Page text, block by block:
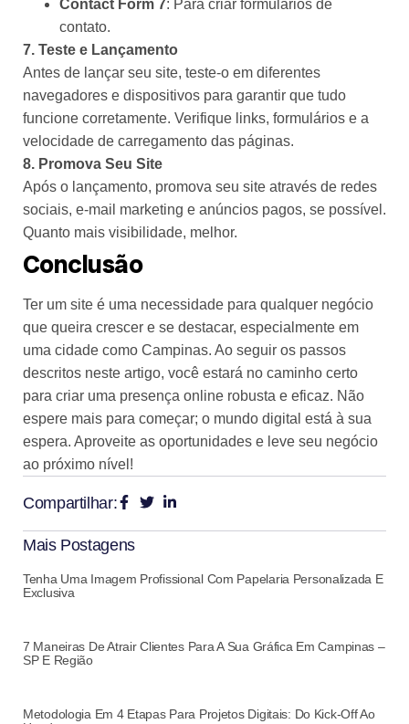
Contact Form 7: Para criar formulários de
contato.
7. Teste e Lançamento
Antes de lançar seu site, teste-o em diferentes
navegadores e dispositivos para garantir que tudo
funcione corretamente. Verifique links, formulários e a
velocidade de carregamento das páginas.
8. Promova Seu Site
Após o lançamento, promova seu site através de redes
sociais, e-mail marketing e anúncios pagos, se possível.
Quanto mais visibilidade, melhor.
Conclusão
Ter um site é uma necessidade para qualquer negócio
que queira crescer e se destacar, especialmente em
uma cidade como Campinas. Ao seguir os passos
descritos neste artigo, você estará no caminho certo
para criar uma presença online robusta e eficaz. Não
espere mais para começar; o mundo digital está à sua
espera. Aproveite as oportunidades e leve seu negócio
ao próximo nível!
Compartilhar:
Mais Postagens
Tenha Uma Imagem Profissional Com Papelaria Personalizada E
Exclusiva
7 Maneiras De Atrair Clientes Para A Sua Gráfica Em Campinas –
SP E Região
Metodologia Em 4 Etapas Para Projetos Digitais: Do Kick-Off Ao